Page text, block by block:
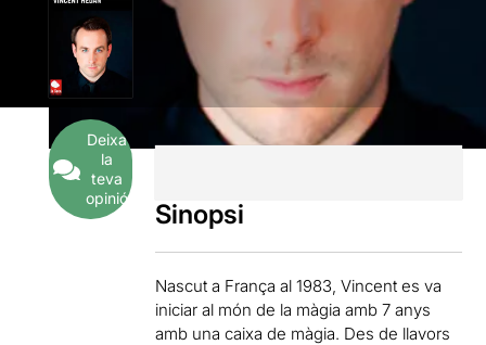
Deixa
la
teva
opinió
Sinopsi
Nascut a França al 1983, Vincent es va
iniciar al món de la màgia amb 7 anys
amb una caixa de màgia. Des de llavors